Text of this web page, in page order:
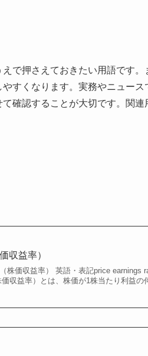
で押さえておきたい用語です。
すくなります。実務やニュー
確認することが大切です。関
収益率）
株価収益率） 英語・表記price earnings
収益率）とは、株価が1株当たり利益の